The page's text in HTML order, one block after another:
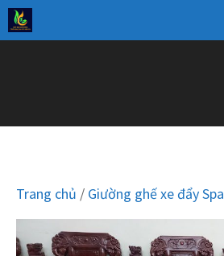
Chuyển
đến
Trang chủ / Giường ghế xe đẩy Spa